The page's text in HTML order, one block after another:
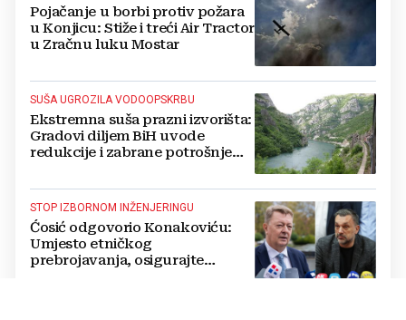
Pojačanje u borbi protiv požara
u Konjicu: Stiže i treći Air Tractor
u Zračnu luku Mostar
SUŠA UGROZILA VODOOPSKRBU
Ekstremna suša prazni izvorišta:
Gradovi diljem BiH uvode
redukcije i zabrane potrošnje
Hercegovini
STOP IZBORNOM INŽENJERINGU
Ćosić odgovorio Konakoviću:
Umjesto etničkog
prebrojavanja, osigurajte